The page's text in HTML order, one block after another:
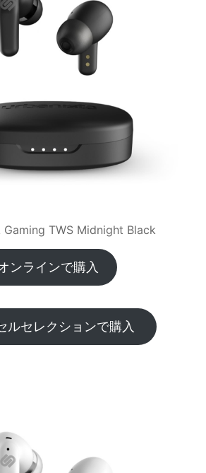
Gaming TWS Midnight Black
ンラインで購入
ルセレクションで購入